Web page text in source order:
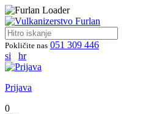
Pokličite nas 051 309 446
si
hr
Prijava
0